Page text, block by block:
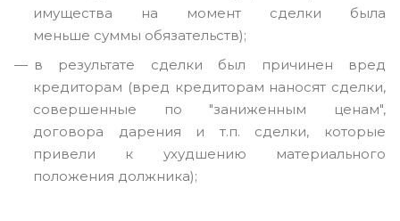
имущества на момент сделки была
меньше суммы обязательств);
в результате сделки был причинен вред
кредиторам (вред кредиторам наносят сделки,
совершенные по "заниженным ценам",
договора дарения и т.п. сделки, которые
привели к ухудшению материального
положения должника);